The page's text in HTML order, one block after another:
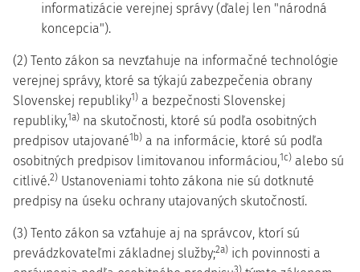
informatizácie verejnej správy (ďalej len "národná
koncepcia").
(2) Tento zákon sa nevzťahuje na informačné technológie
verejnej správy, ktoré sa týkajú zabezpečenia obrany
Slovenskej republiky1) a bezpečnosti Slovenskej
republiky,1a) na skutočnosti, ktoré sú podľa osobitných
predpisov utajované1b) a na informácie, ktoré sú podľa
osobitných predpisov limitovanou informáciou,1c) alebo sú
citlivé.2) Ustanoveniami tohto zákona nie sú dotknuté
predpisy na úseku ochrany utajovaných skutočností.
(3) Tento zákon sa vzťahuje aj na správcov, ktorí sú
prevádzkovateľmi základnej služby;2a) ich povinnosti a
3)